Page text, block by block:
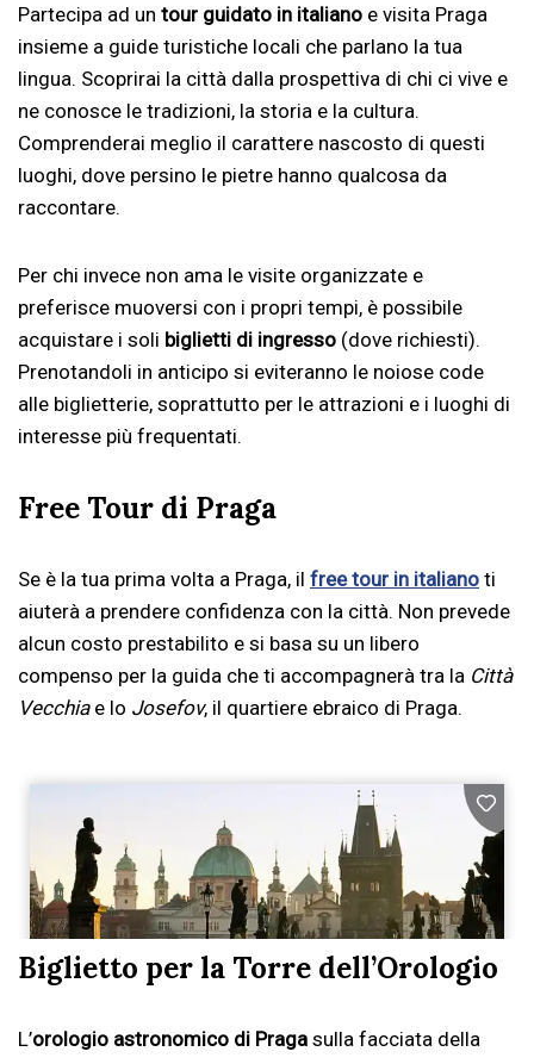
Partecipa ad un tour guidato in italiano e visita Praga
insieme a guide turistiche locali che parlano la tua
lingua. Scoprirai la città dalla prospettiva di chi ci vive e
ne conosce le tradizioni, la storia e la cultura.
Comprenderai meglio il carattere nascosto di questi
luoghi, dove persino le pietre hanno qualcosa da
raccontare.
Per chi invece non ama le visite organizzate e
preferisce muoversi con i propri tempi, è possibile
acquistare i soli biglietti di ingresso (dove richiesti).
Prenotandoli in anticipo si eviteranno le noiose code
alle biglietterie, soprattutto per le attrazioni e i luoghi di
interesse più frequentati.
Free Tour di Praga
Se è la tua prima volta a Praga, il free tour in italiano ti
aiuterà a prendere confidenza con la città. Non prevede
alcun costo prestabilito e si basa su un libero
compenso per la guida che ti accompagnerà tra la Città
Vecchiae lo Josefov, il quartiere ebraico di Praga.
Biglietto per la Torre dell’Orologio
L’orologio astronomico di Praga sulla facciata della